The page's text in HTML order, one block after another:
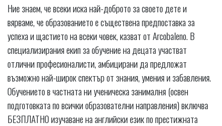
Ние знаем, че всеки иска най-доброто за своето дете и
вярваме, че образованието е съществена предпоставка за
успеха и щастието на всеки човек, казват от Arcobaleno. В
специализирания екип за обучение на децата участват
отлични професионалисти, амбицирани да предложат
възможно най-широк спектър от знания, умения и забавления.
Обучението в частната ни ученическа занималня (освен
подготовката по всички образователни направления) включва
БЕЗПЛАТНО изучаване на английски език по престижната